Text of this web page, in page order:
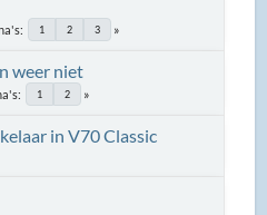
1 2 3
weer niet
1 2
in V70 Classic